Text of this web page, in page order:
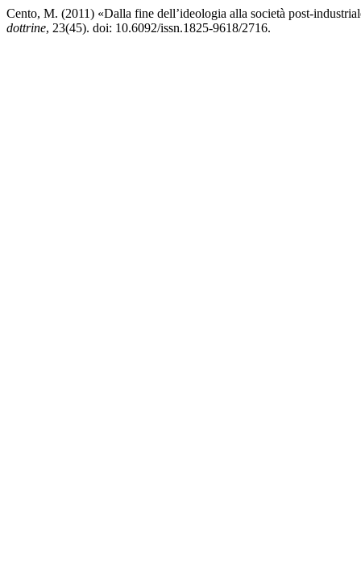
Cento, M. (2011) «Dalla fine dell’ideologia alla società post-
dottrine, 23(45). doi: 10.6092/issn.1825-9618/2716.